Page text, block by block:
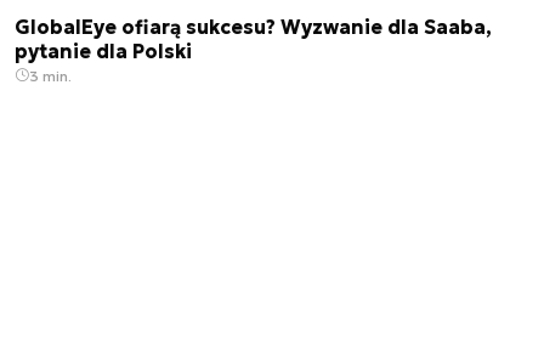
GlobalEye ofiarą sukcesu? Wyzwanie dla Saaba,
pytanie dla Polski
3 min.